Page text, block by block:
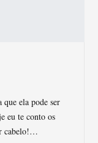
que ela pode ser
eu te conto os
cabelo!…